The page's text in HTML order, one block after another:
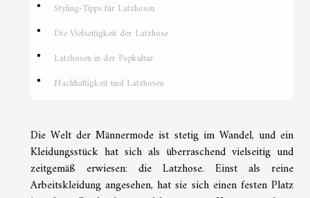
Styling-Tipps für Latzhosen
Die Vielseitigkeit der Latzhose
Latzhosen in der Popkultur
Nachhaltigkeit und Latzhosen
Die Welt der Männermode ist stetig im Wandel, und ein
Kleidungsstück hat sich als überraschend vielseitig und
zeitgemäß erwiesen: die Latzhose. Einst als reine
Arbeitskleidung angesehen, hat sie sich einen festen Platz